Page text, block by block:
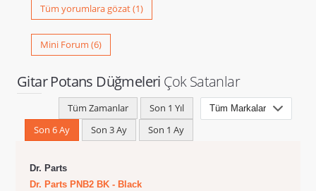
Tüm yorumlara gözat (1)
Mini Forum (6)
Gitar Potans Düğmeleri Çok Satanlar
Tüm Zamanlar
Son 1 Yıl
Son 6 Ay
Son 3 Ay Son 1 Ay
Dr. Parts
Dr. Parts PNB2 BK - Black